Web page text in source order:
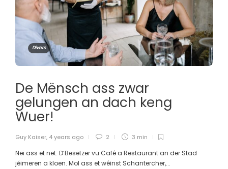
Divers
De Mënsch ass zwar
gelungen an dach keng
Wuer!
Guy Kaiser, 4 years ago 2 3 min
Nei ass et net. D’Besëtzer vu Café a Restaurant an der Stad
jéimeren a kloen. Mol ass et wéinst Schantercher,...